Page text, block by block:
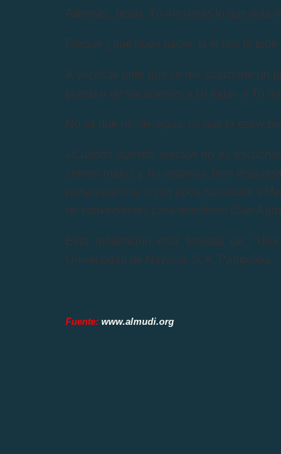
Además, Jesús, Tú me darás lo que más
Porque ¿qué buen padre, si el hijo le
A veces te pido que se me solucione un
pueda ir de vacaciones a tal lugar- y Tú
No es que no me oigas, es que te estoy
«Cuando nuestra oración no es
somos malos y no estamos bien
perseverancia, o con poca humildad.
no convenientes para nosotros» (San
Esta meditación está tomada de:
Universidad de Navarra. S. A. Pamplona.
Fuente: www.almudi.org